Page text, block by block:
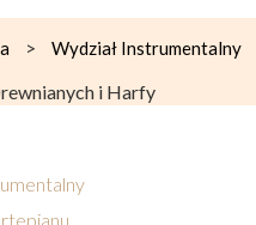
> Wydział Instrumentalny
i Harfy